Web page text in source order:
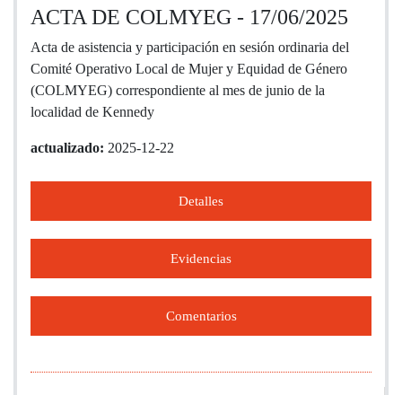
ACTA DE COLMYEG - 17/06/2025
Acta de asistencia y participación en sesión ordinaria del
Comité Operativo Local de Mujer y Equidad de Género
(COLMYEG) correspondiente al mes de junio de la
localidad de Kennedy
actualizado: 2025-12-22
Detalles
Evidencias
Comentarios